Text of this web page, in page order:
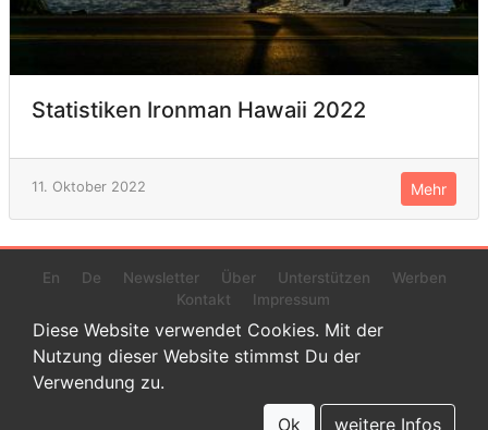
Statistiken Ironman Hawaii 2022
11. Oktober 2022 Mehr
En De Newsletter Über Unterstützen
Werben
Kontakt
Impressum
© 2022 www.endurance-data.com - aaa
Dies ist eine Beta-Version. Höchstwahrscheinlich haben sich auf
dieser Website noch einige Fehler versteckt.
Diese Website verwendet Cookies. Mit der
Nutzung dieser Website stimmst Du der
Verwendung zu.
Ok
weitere Infos